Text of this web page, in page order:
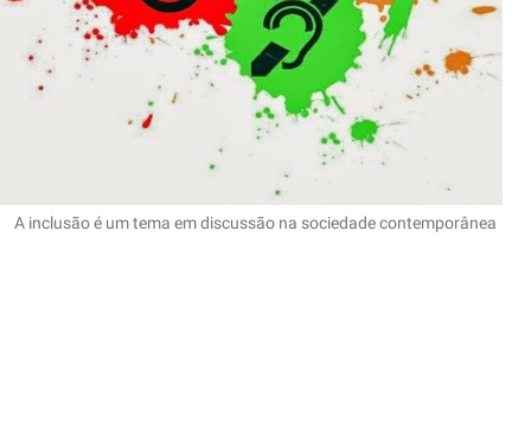
A inclusão é um tema em discussão na sociedade contemporânea